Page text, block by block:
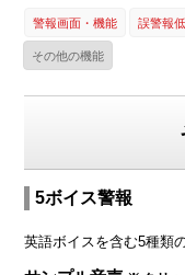
警報画面・機能 誤警報
その他の機能
5ボイス警報
英語ボイスを含む5種類